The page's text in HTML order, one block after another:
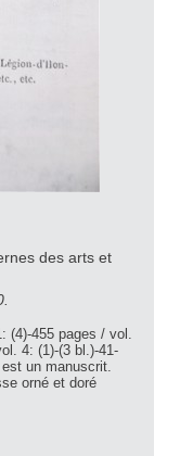
des arts et
(4)-455 pages / vol.
4: (1)-(3 bl.)-41-
un manuscrit.
orné et doré